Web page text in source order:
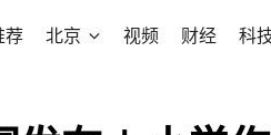
荐 北京 视频 财经 科